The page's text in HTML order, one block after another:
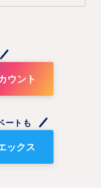
ウント
ートも
ックス